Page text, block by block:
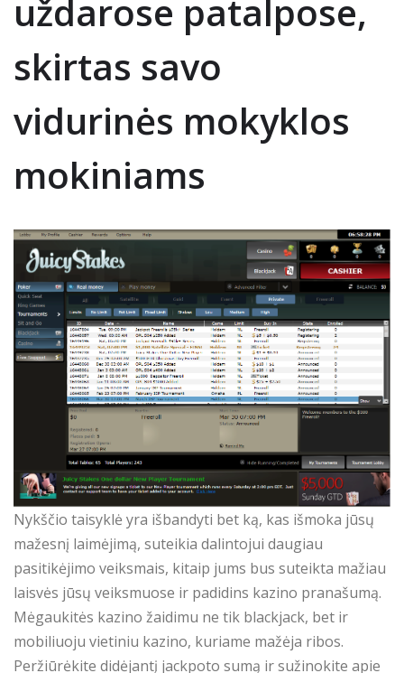
uždarose patalpose,
skirtas savo
vidurinės mokyklos
mokiniams
Nykščio taisyklė yra išbandyti bet ką, kas išmoka jūsų
mažesnį laimėjimą, suteikia dalintojui daugiau
pasitikėjimo veiksmais, kitaip jums bus suteikta mažiau
laisvės jūsų veiksmuose ir padidins kazino pranašumą.
Mėgaukitės kazino žaidimu ne tik blackjack, bet ir
mobiliuoju vietiniu kazino, kuriame mažėja ribos.
Peržiūrėkite didėjantį jackpoto sumą ir sužinokite apie